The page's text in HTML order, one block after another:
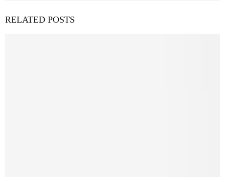
RELATED POSTS